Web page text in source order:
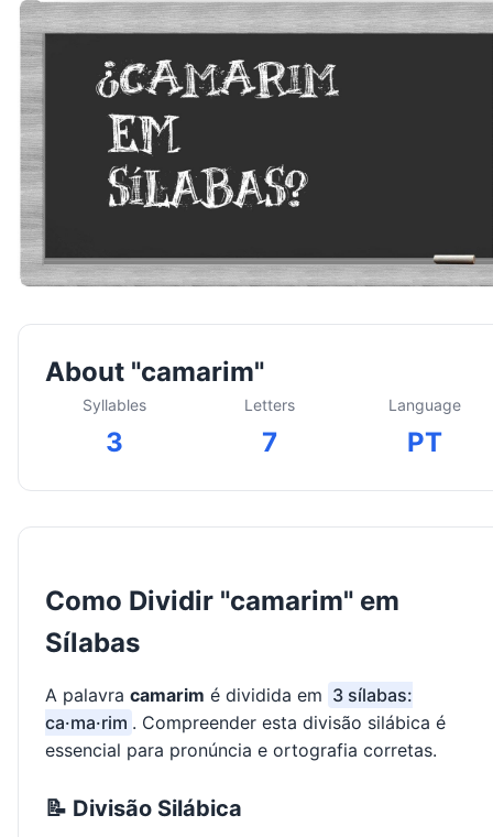
About "camarim"
Syllables
3
Letters
7
Language
PT
Como Dividir "camarim" em
Sílabas
A palavra camarim é dividida em 3 sílabas:
ca·ma·rim . Compreender esta divisão silábica é
essencial para pronúncia e ortografia corretas.
📝 Divisão Silábica